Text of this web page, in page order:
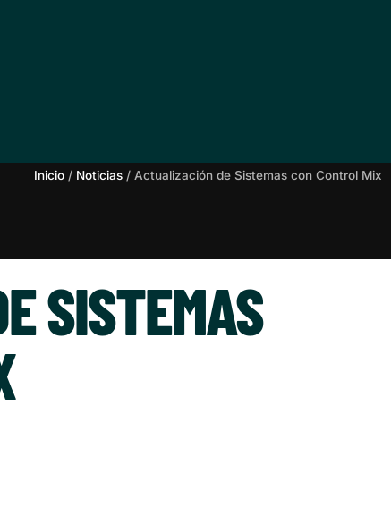
Inicio / Noticias / Actualización de Sistemas con Control Mix
SISTEMAS